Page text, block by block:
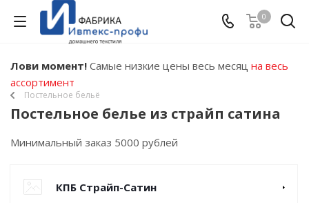
0
Лови момент! Самые низкие цены весь месяц на весь
ассортимент
Постельное бельё
Постельное белье из страйп сатина
Минимальный заказ 5000 рублей
КПБ Страйп-Сатин